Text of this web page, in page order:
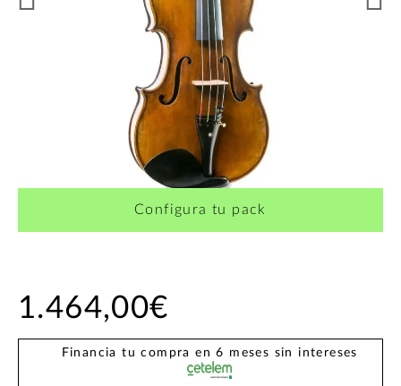
Configura tu pack
1.464,00€
Financia tu compra en 6 meses sin intereses